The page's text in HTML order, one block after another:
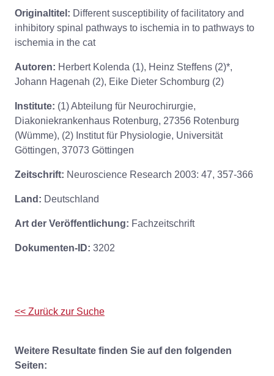
Originaltitel: Different susceptibility of facilitatory and
inhibitory spinal pathways to ischemia in to pathways to
ischemia in the cat
Autoren: Herbert Kolenda (1), Heinz Steffens (2)*,
Johann Hagenah (2), Eike Dieter Schomburg (2)
Institute: (1) Abteilung für Neurochirurgie,
Diakoniekrankenhaus Rotenburg, 27356 Rotenburg
(Wümme), (2) Institut für Physiologie, Universität
Göttingen, 37073 Göttingen
Zeitschrift: Neuroscience Research 2003: 47, 357-366
Land: Deutschland
Art der Veröffentlichung: Fachzeitschrift
Dokumenten-ID: 3202
<< Zurück zur Suche
Weitere Resultate finden Sie auf den folgenden
Seiten: